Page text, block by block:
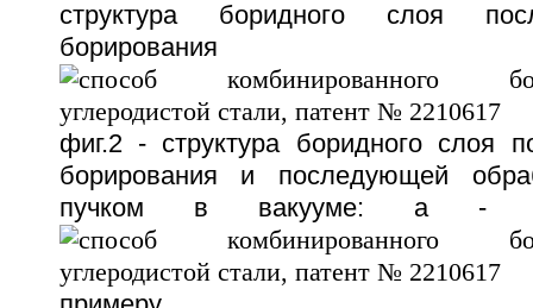
структура боридного слоя
борирования
фиг.2 - структура боридного слоя
борирования и последующей
пучком в вакууме: а -